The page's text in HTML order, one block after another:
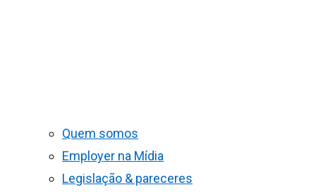
Quem somos
Employer na Mídia
Legislação & pareceres